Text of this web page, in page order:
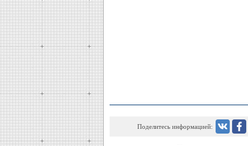
Поделитесь информацией: